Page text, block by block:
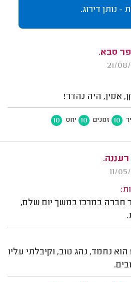
נותן דירוג.
סבא.
אמין, היה נהדר!
10 זמנים 10 יחס 10
חברה במרכז במשך יום שלם,
הכל היה 10! הוא נחמד, נהג טוב, וקיבלתי עליו